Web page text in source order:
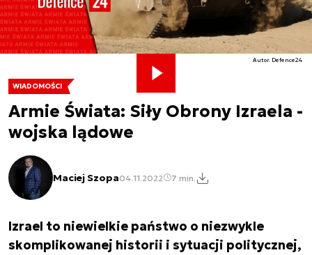
WIADOMOŚCI
Armie Świata: Siły Obrony Izraela -
wojska lądowe
Maciej Szopa04.11.2022 7 min.
Autor. Defence24
Izrael to niewielkie państwo o niezwykle
skomplikowanej historii i sytuacji politycznej,